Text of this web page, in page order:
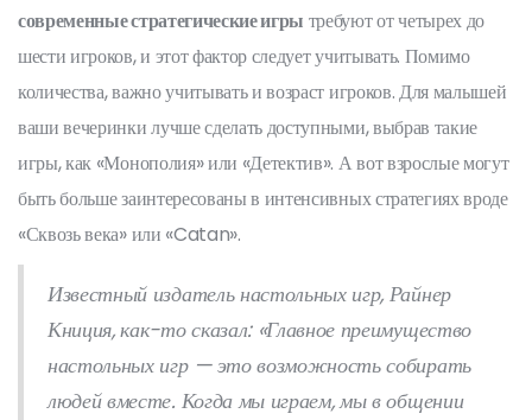
современные стратегические игры требуют от четырех до
шести игроков, и этот фактор следует учитывать. Помимо
количества, важно учитывать и возраст игроков. Для малышей
ваши вечеринки лучше сделать доступными, выбрав такие
игры, как «Монополия» или «Детектив». А вот взрослые могут
быть больше заинтересованы в интенсивных стратегиях вроде
«Сквозь века» или «Catan».
Известный издатель настольных игр, Райнер
Книция, как-то сказал: «Главное преимущество
настольных игр — это возможность собирать
людей вместе. Когда мы играем, мы в общении